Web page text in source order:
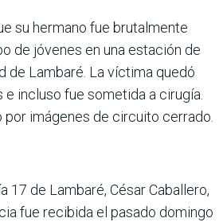
su hermano fue brutalmente
de jóvenes en una estación de
de Lambaré. La víctima quedó
incluso fue sometida a cirugía.
por imágenes de circuito cerrado.
17 de Lambaré, César Caballero,
fue recibida el pasado domingo